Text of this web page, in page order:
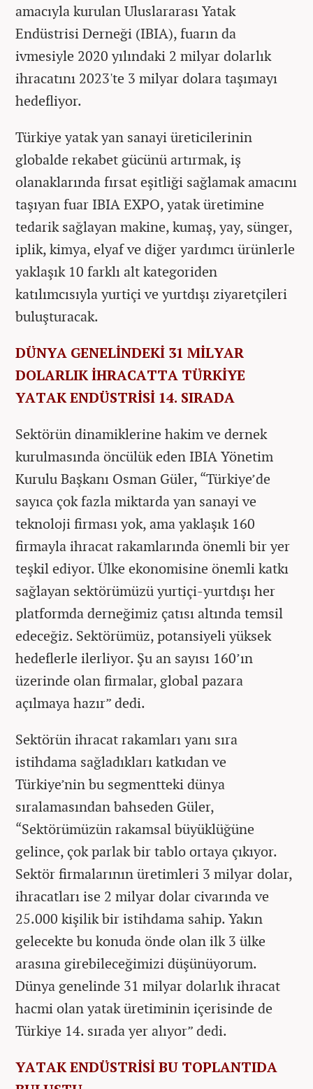
amacıyla kurulan Uluslararası Yatak
Endüstrisi Derneği (IBIA), fuarın da
ivmesiyle 2020 yılındaki 2 milyar dolarlık
ihracatını 2023'te 3 milyar dolara taşımayı
hedefliyor.
Türkiye yatak yan sanayi üreticilerinin
globalde rekabet gücünü artırmak, iş
olanaklarında fırsat eşitliği sağlamak amacını
taşıyan fuar IBIA EXPO, yatak üretimine
tedarik sağlayan makine, kumaş, yay, sünger,
iplik, kimya, elyaf ve diğer yardımcı ürünlerle
yaklaşık 10 farklı alt kategoriden
katılımcısıyla yurtiçi ve yurtdışı ziyaretçileri
buluşturacak.
DÜNYA GENELİNDEKİ 31 MİLYAR
DOLARLIK İHRACATTA TÜRKİYE
YATAK ENDÜSTRİSİ 14. SIRADA
Sektörün dinamiklerine hakim ve dernek
kurulmasında öncülük eden IBIA Yönetim
Kurulu Başkanı Osman Güler, “Türkiye’de
sayıca çok fazla miktarda yan sanayi ve
teknoloji firması yok, ama yaklaşık 160
firmayla ihracat rakamlarında önemli bir yer
teşkil ediyor. Ülke ekonomisine önemli katkı
sağlayan sektörümüzü yurtiçi-yurtdışı her
platformda derneğimiz çatısı altında temsil
edeceğiz. Sektörümüz, potansiyeli yüksek
hedeflerle ilerliyor. Şu an sayısı 160’ın
üzerinde olan firmalar, global pazara
açılmaya hazır” dedi.
Sektörün ihracat rakamları yanı sıra
istihdama sağladıkları katkıdan ve
Türkiye’nin bu segmentteki dünya
sıralamasından bahseden Güler,
“Sektörümüzün rakamsal büyüklüğüne
gelince, çok parlak bir tablo ortaya çıkıyor.
Sektör firmalarının üretimleri 3 milyar dolar,
ihracatları ise 2 milyar dolar civarında ve
25.000 kişilik bir istihdama sahip. Yakın
gelecekte bu konuda önde olan ilk 3 ülke
arasına girebileceğimizi düşünüyorum.
Dünya genelinde 31 milyar dolarlık ihracat
hacmi olan yatak üretiminin içerisinde de
Türkiye 14. sırada yer alıyor” dedi.
YATAK ENDÜSTRİSİ BU TOPLANTIDA